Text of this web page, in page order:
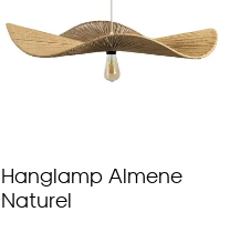
Hanglamp Almene
Naturel